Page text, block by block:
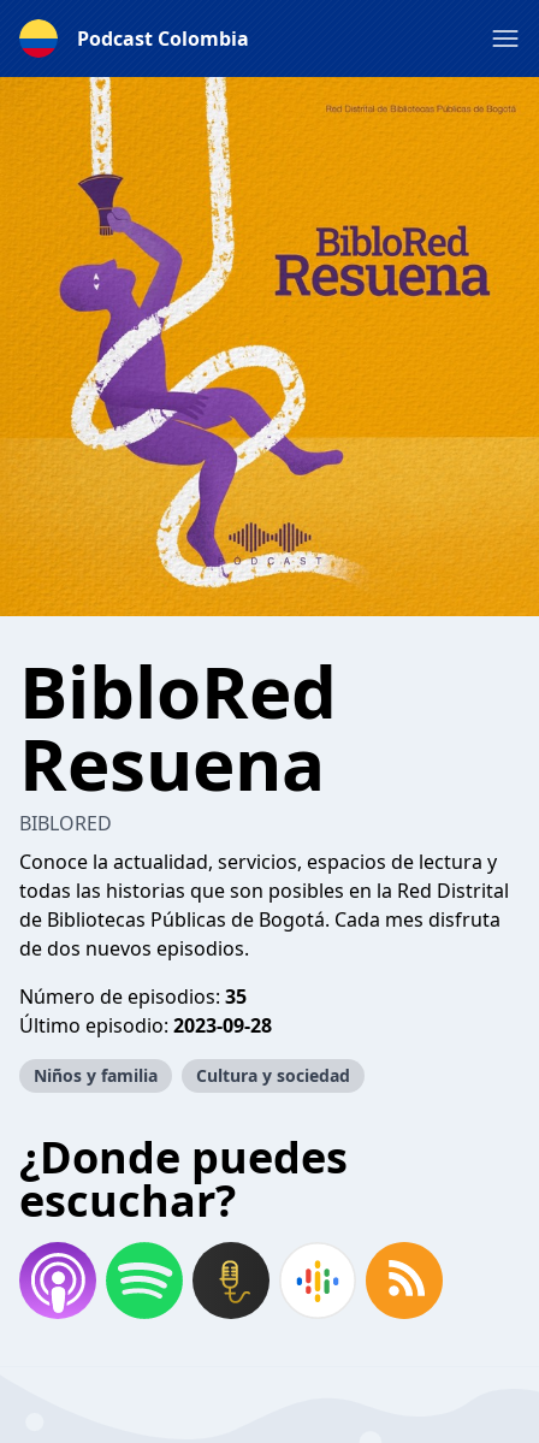
Podcast Colombia
BibloRed
Resuena
BIBLORED
Conoce la actualidad, servicios, espacios de lectura y
todas las historias que son posibles en la Red Distrital
de Bibliotecas Públicas de Bogotá. Cada mes disfruta
de dos nuevos episodios.
Número de episodios: 35
Último episodio: 2023-09-28
Niños y familia Cultura y sociedad
¿Donde puedes
escuchar?